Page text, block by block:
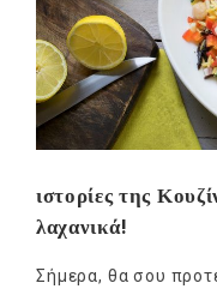
ιστορίες της
λαχανικά!
Σήμερα, θα σου